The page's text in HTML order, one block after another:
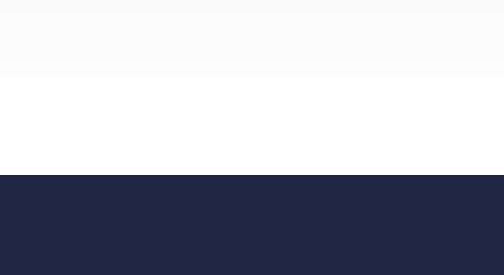
натягує ремінь, може